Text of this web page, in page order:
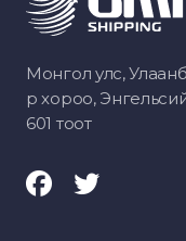
Монгол улс,
р хороо,
601 тоот